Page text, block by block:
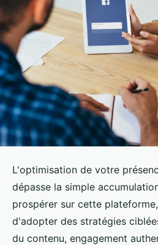
L'optimisation de votre
dépasse la simple
prospérer sur cette
d'adopter des stratégies
du contenu, engagement